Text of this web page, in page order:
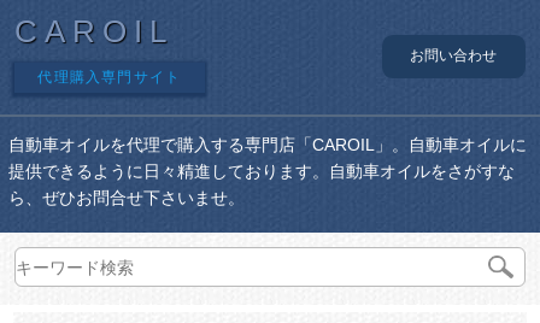
CAROIL
代理購入専門サイト
お問い合わせ
自動車オイルを代理で購入する専門店「CAROIL」。自動車オイルに
提供できるように日々精進しております。自動車オイルをさがすな
ら、ぜひお問合せ下さいませ。